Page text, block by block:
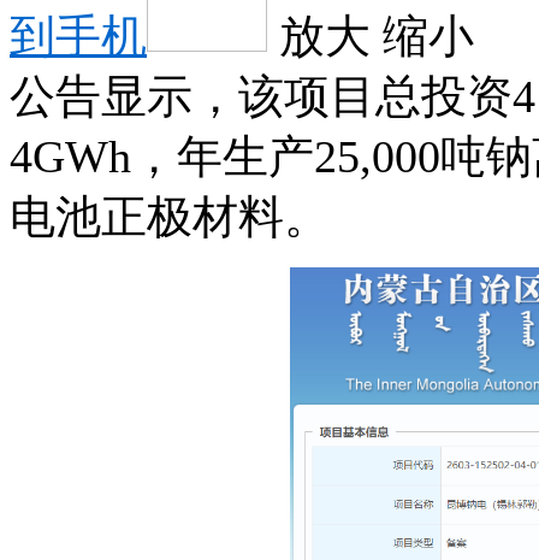
到手机 放大 缩小
公告显示，该项目总投资
4GWh，年生产25,000吨
电池正极材料。